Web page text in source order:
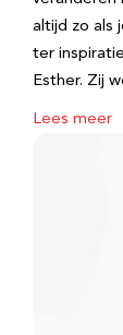
altijd zo als
ter
Esther. Zij
Lees meer